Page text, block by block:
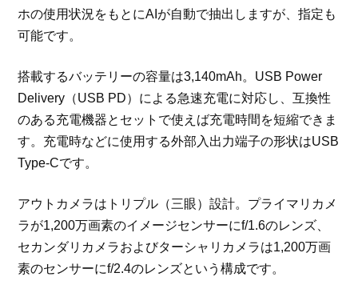
ホの使用状況をもとにAIが自動で抽出しますが、指定も
可能です。
搭載するバッテリーの容量は3,140mAh。USB Power
Delivery（USB PD）による急速充電に対応し、互換性
のある充電機器とセットで使えば充電時間を短縮できま
す。充電時などに使用する外部入出力端子の形状はUSB
Type-Cです。
アウトカメラはトリプル（三眼）設計。プライマリカメ
ラが1,200万画素のイメージセンサーにf/1.6のレンズ、
セカンダリカメラおよびターシャリカメラは1,200万画
素のセンサーにf/2.4のレンズという構成です。